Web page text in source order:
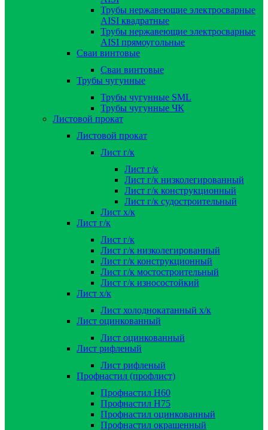
Трубы нержавеющие электросварные
AISI квадратные
Трубы нержавеющие электросварные
AISI прямоугольные
Сваи винтовые
Сваи винтовые
Трубы чугунные
Трубы чугунные SML
Трубы чугунные ЧК
Листовой прокат
Листовой прокат
Лист г/к
Лист г/к
Лист г/к низколегированный
Лист г/к конструкционный
Лист г/к судостроительный
Лист х/к
Лист г/к
Лист г/к
Лист г/к низколегированный
Лист г/к конструкционный
Лист г/к мостостроительный
Лист г/к износостойкий
Лист х/к
Лист холоднокатанный х/к
Лист оцинкованный
Лист оцинкованный
Лист рифленый
Лист рифленый
Профнастил (профлист)
Профнастил Н60
Профнастил Н75
Профнастил оцинкованный
Профнастил окрашенный